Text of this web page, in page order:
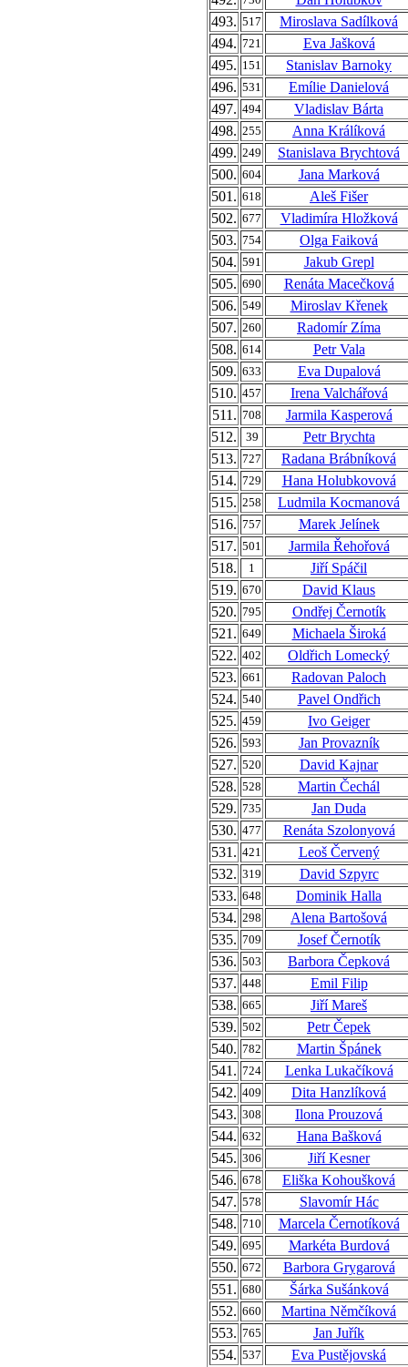
493. 517
Miroslava Sadílková
494. 721
Eva Jašková
495. 151
Stanislav Barnoky
496. 531
Emílie Danielová
497. 494
Vladislav Bárta
498. 255
Anna Králíková
499. 249
Stanislava Brychtová
500. 604
Jana Marková
501. 618
Aleš Fišer
502. 677
Vladimíra Hložková
503. 754
Olga Faiková
504. 591
Jakub Grepl
505. 690
Renáta Macečková
506. 549
Miroslav Křenek
507. 260
Radomír Zíma
508. 614
Petr Vala
509. 633
Eva Dupalová
510. 457
Irena Valchářová
511. 708
Jarmila Kasperová
512.
39
Petr Brychta
513. 727
Radana Brábníková
514. 729
Hana Holubkovová
515. 258
Ludmila Kocmanová
516. 757
Marek Jelínek
517. 501
Jarmila Řehořová
518.
1
Jiří Spáčil
519. 670
David Klaus
520. 795
Ondřej Černotík
521. 649
Michaela Široká
522. 402
Oldřich Lomecký
523. 661
Radovan Paloch
524. 540
Pavel Ondřich
525. 459
Ivo Geiger
526. 593
Jan Provazník
527. 520
David Kajnar
528. 528
Martin Čechál
529. 735
Jan Duda
530. 477
Renáta Szolonyová
531. 421
Leoš Červený
532. 319
David Szpyrc
533. 648
Dominik Halla
534. 298
Alena Bartošová
535. 709
Josef Černotík
536. 503
Barbora Čepková
537. 448
Emil Filip
538. 665
Jiří Mareš
539. 502
Petr Čepek
540. 782
Martin Špánek
541. 724
Lenka Lukačíková
542. 409
Dita Hanzlíková
543. 308
Ilona Prouzová
544. 632
Hana Bašková
545. 306
Jiří Kesner
546. 678
Eliška Kohoušková
547. 578
Slavomír Hác
548. 710
Marcela Černotíková
549. 695
Markéta Burdová
550. 672
Barbora Grygarová
551. 680
Šárka Sušánková
552. 660
Martina Němčíková
553. 765
Jan Juřík
554. 537
Eva Pustějovská